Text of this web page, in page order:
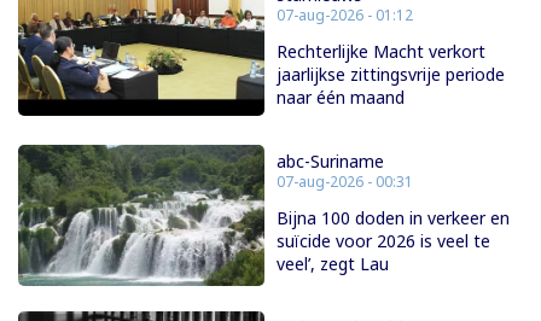
07-aug-2026 - 01:12
Rechterlijke Macht verkort
jaarlijkse zittingsvrije periode
naar één maand
abc-Suriname
07-aug-2026 - 00:31
Bijna 100 doden in verkeer en
suïcide voor 2026 is veel te
veel’, zegt Lau